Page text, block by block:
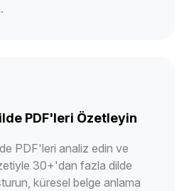
PDF'leri Özetleyin
PDF'leri analiz edin ve
30+'dan fazla dilde
küresel belge anlama